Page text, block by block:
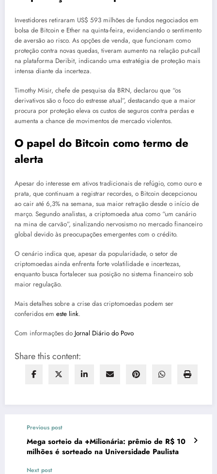
Investidores retiraram US$ 593 milhões de fundos negociados em
bolsa de Bitcoin e Ether na quinta-feira, evidenciando o sentimento
de aversão ao risco. As opções de venda, que funcionam como
proteção contra novas quedas, tiveram aumento na relação put-call
na plataforma Deribit, indicando uma estratégia de proteção mais
intensa diante da incerteza.
Timothy Misir, chefe de pesquisa da BRN, declarou que “os
derivativos são o foco do estresse atual”, destacando que a maior
procura por proteção eleva os custos de seguros contra perdas e
aumenta a chance de movimentos de mercado violentos.
O papel do Bitcoin como termo de
alerta
Apesar do interesse em ativos tradicionais de refúgio, como ouro e
prata, que continuam a registrar recordes, o Bitcoin decepcionou
ao cair até 6,3% na semana, sua maior retração desde o início de
março. Segundo analistas, a criptomoeda atua como “um canário
na mina de carvão”, sinalizando nervosismo no mercado financeiro
global devido às preocupações emergentes com o crédito.
O cenário indica que, apesar da popularidade, o setor de
criptomoedas ainda enfrenta forte volatilidade e incertezas,
enquanto busca fortalecer sua posição no sistema financeiro sob
maior regulação.
Mais detalhes sobre a crise das criptomoedas podem ser
conferidos em este link.
Com informações do Jornal Diário do Povo
Share this content:
Previous post
Mega sorteio da +Milionária: prêmio de R$ 10
milhões é sorteado na Universidade Paulista
Next post